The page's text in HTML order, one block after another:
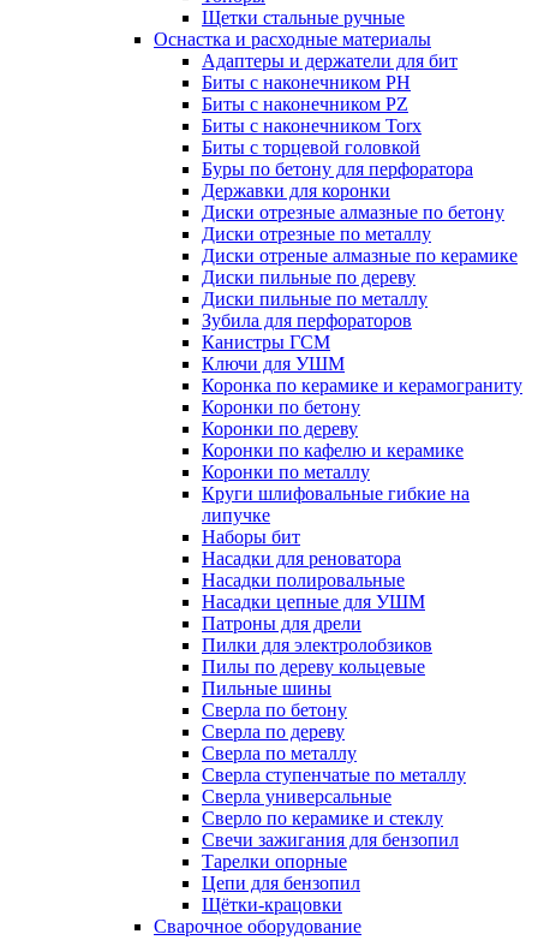
Щетки стальные ручные
Оснастка и расходные материалы
Адаптеры и держатели для бит
Биты с наконечником PH
Биты с наконечником PZ
Биты с наконечником Torx
Биты с торцевой головкой
Буры по бетону для перфоратора
Державки для коронки
Диски отрезные алмазные по бетону
Диски отрезные по металлу
Диски отреные алмазные по керамике
Диски пильные по дереву
Диски пильные по металлу
Зубила для перфораторов
Канистры ГСМ
Ключи для УШМ
Коронка по керамике и керамограниту
Коронки по бетону
Коронки по дереву
Коронки по кафелю и керамике
Коронки по металлу
Круги шлифовальные гибкие на
липучке
Наборы бит
Насадки для реноватора
Насадки полировальные
Насадки цепные для УШМ
Патроны для дрели
Пилки для электролобзиков
Пилы по дереву кольцевые
Пильные шины
Сверла по бетону
Сверла по дереву
Сверла по металлу
Сверла ступенчатые по металлу
Сверла универсальные
Сверло по керамике и стеклу
Свечи зажигания для бензопил
Тарелки опорные
Цепи для бензопил
Щётки-крацовки
Сварочное оборудование